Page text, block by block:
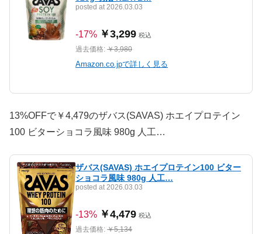
posted at 2026.03.03
-17% ￥3,299 税込
過去価格: ￥3,980
Amazon.co.jpで詳しく見る
13%OFFで￥4,479のザバス(SAVAS) ホエイプロテイン
100 ビターショコラ風味 980g 人工…
ザバス(SAVAS) ホエイプロテイン100 ビター
ショコラ風味 980g 人工…
posted at 2026.03.03
-13% ￥4,479 税込
過去価格: ￥5,134